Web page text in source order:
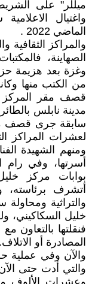
واغتيال
الماضي 2022 .
والمراكز الثقافية
الصهاينة،
وغزة بعد هزيمة
من الكتب منها
قصف مقر المركز
مدينة نابلس
سابقة جرى قصف
لعشرات المراكز
ومنهم الشهيدة
بوابات مركز
أتشرف برئاسته،
والتراثية
خليل السكاكيني،
فنقلتها
المصادرة أو الاتلاف.
والآن وفي عملية